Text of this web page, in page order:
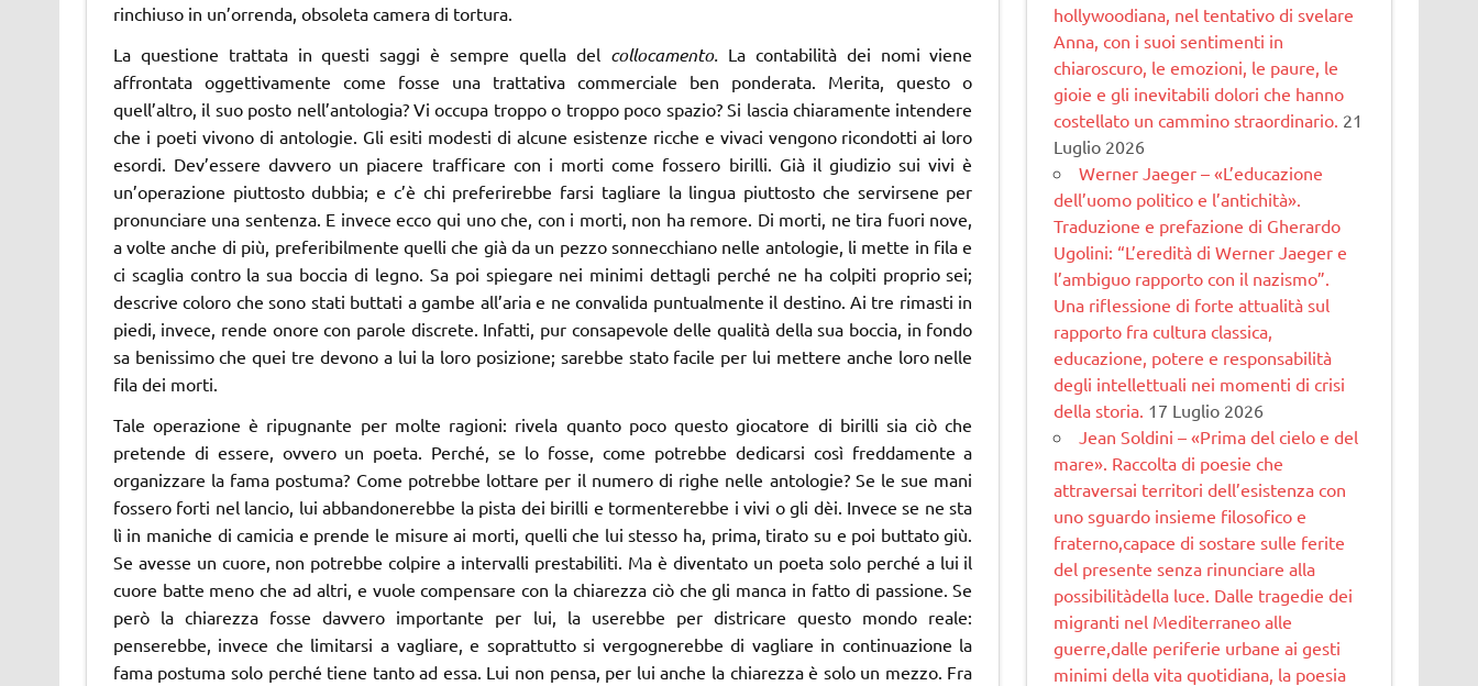
rinchiuso in un’orrenda, obsoleta camera di tortura.
La questione trattata in questi saggi è sempre quella del collocamento. La contabilità dei nomi viene
affrontata oggettivamente come fosse una trattativa commerciale ben ponderata. Merita, questo o
quell’altro, il suo posto nell’antologia? Vi occupa troppo o troppo poco spazio? Si lascia chiaramente intendere
che i poeti vivono di antologie. Gli esiti modesti di alcune esistenze ricche e vivaci vengono ricondotti ai loro
esordi. Dev’essere davvero un piacere trafficare con i morti come fossero birilli. Già il giudizio sui vivi è
un’operazione piuttosto dubbia; e c’è chi preferirebbe farsi tagliare la lingua piuttosto che servirsene per
pronunciare una sentenza. E invece ecco qui uno che, con i morti, non ha remore. Di morti, ne tira fuori nove,
a volte anche di più, preferibilmente quelli che già da un pezzo sonnecchiano nelle antologie, li mette in fila e
ci scaglia contro la sua boccia di legno. Sa poi spiegare nei minimi dettagli perché ne ha colpiti proprio sei;
descrive coloro che sono stati buttati a gambe all’aria e ne convalida puntualmente il destino. Ai tre rimasti in
piedi, invece, rende onore con parole discrete. Infatti, pur consapevole delle qualità della sua boccia, in fondo
sa benissimo che quei tre devono a lui la loro posizione; sarebbe stato facile per lui mettere anche loro nelle
fila dei morti.
Tale operazione è ripugnante per molte ragioni: rivela quanto poco questo giocatore di birilli sia ciò che
pretende di essere, ovvero un poeta. Perché, se lo fosse, come potrebbe dedicarsi così freddamente a
organizzare la fama postuma? Come potrebbe lottare per il numero di righe nelle antologie? Se le sue mani
fossero forti nel lancio, lui abbandonerebbe la pista dei birilli e tormenterebbe i vivi o gli dèi. Invece se ne sta
lì in maniche di camicia e prende le misure ai morti, quelli che lui stesso ha, prima, tirato su e poi buttato giù.
Se avesse un cuore, non potrebbe colpire a intervalli prestabiliti. Ma è diventato un poeta solo perché a lui il
cuore batte meno che ad altri, e vuole compensare con la chiarezza ciò che gli manca in fatto di passione. Se
però la chiarezza fosse davvero importante per lui, la userebbe per districare questo mondo reale:
penserebbe, invece che limitarsi a vagliare, e soprattutto si vergognerebbe di vagliare in continuazione la
fama postuma solo perché tiene tanto ad essa. Lui non pensa, per lui anche la chiarezza è solo un mezzo. Fra
hollywoodiana, nel tentativo di svelare
Anna, con i suoi sentimenti in
chiaroscuro, le emozioni, le paure, le
gioie e gli inevitabili dolori che hanno
costellato un cammino straordinario. 21
Luglio 2026
Werner Jaeger – «L’educazione
dell’uomo politico e l’antichità».
Traduzione e prefazione di Gherardo
Ugolini: “L’eredità di Werner Jaeger e
l’ambiguo rapporto con il nazismo”.
Una riflessione di forte attualità sul
rapporto fra cultura classica,
educazione, potere e responsabilità
degli intellettuali nei momenti di crisi
della storia. 17 Luglio 2026
Jean Soldini – «Prima del cielo e del
mare». Raccolta di poesie che
attraversai territori dell’esistenza con
uno sguardo insieme filosofico e
fraterno,capace di sostare sulle ferite
del presente senza rinunciare alla
possibilitàdella luce. Dalle tragedie dei
migranti nel Mediterraneo alle
guerre,dalle periferie urbane ai gesti
minimi della vita quotidiana, la poesia